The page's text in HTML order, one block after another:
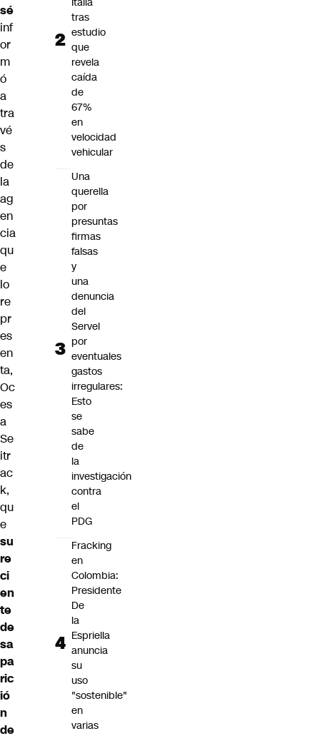
sé
inf
or
m
ó
a
tra
vé
s
de
la
ag
en
cia
qu
e
lo
re
pr
es
en
ta,
Oc
es
a
Se
itr
ac
k,
qu
e
su
re
ci
en
te
de
sa
pa
ric
ió
n
de
tras
estudio
que
revela
caída
de
67%
en
velocidad
vehicular
Una
querella
por
presuntas
firmas
falsas
y
una
denuncia
del
Servel
por
eventuales
gastos
irregulares:
Esto
se
sabe
de
la
investigación
contra
el
PDG
Fracking
en
Colombia:
Presidente
De
la
Espriella
anuncia
su
uso
"sostenible"
en
varias